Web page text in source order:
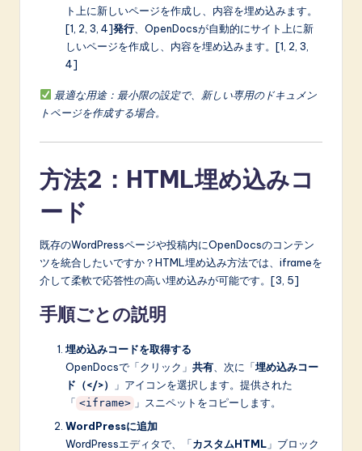
ト上に新しいページを作成し、内容を埋め込みます。
[1, 2, 3, 4]発行、OpenDocsが自動的にサイト上に新
しいページを作成し、内容を埋め込みます。[1, 2, 3,
4]
最適な用途：最小限の設定で、新しい専用のドキュメン
トページを作成する場合。
方法2：HTML埋め込みコ
ード
既存のWordPressページや投稿内にOpenDocsのコンテン
ツを統合したいですか？HTML埋め込み方法では、iframeを
介して柔軟で応答性の高い埋め込みが可能です。[3, 5]
手順ごとの説明
埋め込みコードを取得する
OpenDocsで「クリック」 共有、次に「埋め込みコー
ド（</>）
」アイコンを選択します。提供された
「 <iframe> 」スニペットをコピーします。
WordPressに追加
WordPressエディタで、「カスタムHTML 」ブロック